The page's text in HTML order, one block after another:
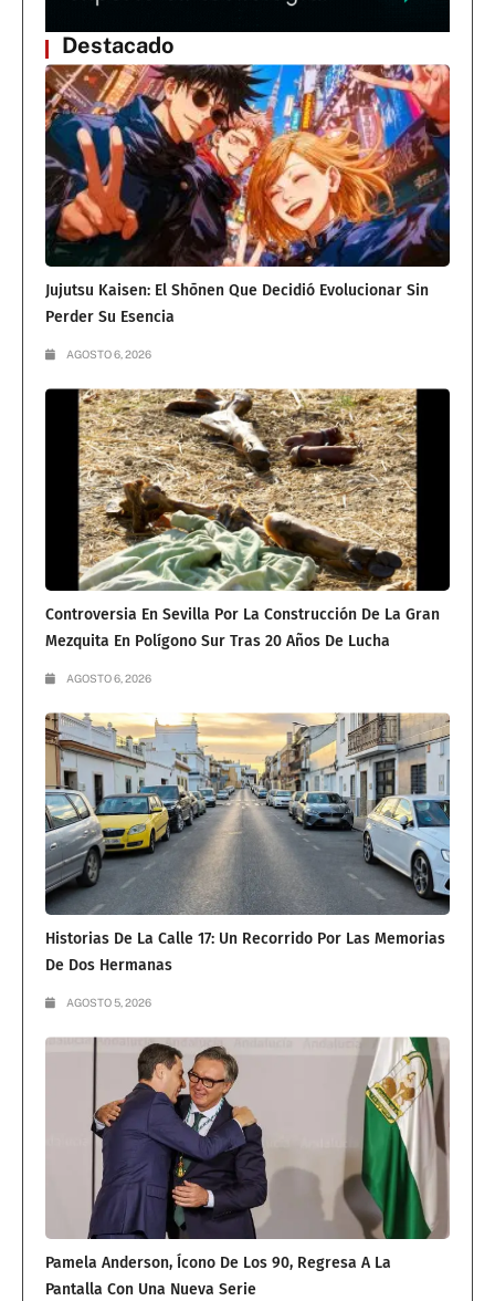
Destacado
Jujutsu Kaisen: El Shōnen Que Decidió Evolucionar Sin
Perder Su Esencia
AGOSTO 6, 2026
Controversia En Sevilla Por La Construcción De La Gran
Mezquita En Polígono Sur Tras 20 Años De Lucha
AGOSTO 6, 2026
Historias De La Calle 17: Un Recorrido Por Las Memorias
De Dos Hermanas
AGOSTO 5, 2026
Pamela Anderson, Ícono De Los 90, Regresa A La
Pantalla Con Una Nueva Serie